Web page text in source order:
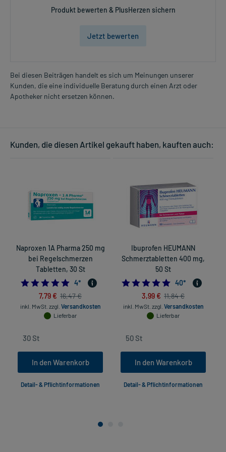
Produkt bewerten & PlusHerzen sichern
Jetzt bewerten
Bei diesen Beiträgen handelt es sich um Meinungen unserer
Kunden, die eine individuelle Beratung durch einen Arzt oder
Apotheker nicht ersetzen können.
Kunden, die diesen Artikel gekauft haben, kauften auch:
Naproxen 1A Pharma 250 mg
bei Regelschmerzen
Tabletten, 30 St
5.0
4*
7,79 € 16,47 €
inkl. MwSt. zzgl. Versandkosten
Lieferbar
In den Warenkorb
Detail- & Pflichtinformationen
Ibuprofen HEUMANN
Schmerztabletten 400 mg,
50 St
4.925
40*
3,99 € 11,84 €
inkl. MwSt. zzgl. Versandkosten
Lieferbar
In den Warenkorb
Detail- & Pflichtinformationen